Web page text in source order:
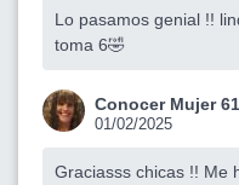
Lo pasamos genial !!
toma 6🤣
Conocer Mujer 61
01/02/2025
Graciasss chicas !! Me